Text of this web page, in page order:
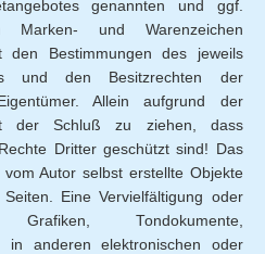
genannten und ggf.
Marken- und Warenzeichen
den Bestimmungen des jeweils
und den Besitzrechten der
Allein aufgrund der
der Schluß zu ziehen, dass
Dritter geschützt sind! Das
Autor selbst erstellte Objekte
Eine Vervielfältigung oder
Tondokumente,
in anderen elektronischen oder